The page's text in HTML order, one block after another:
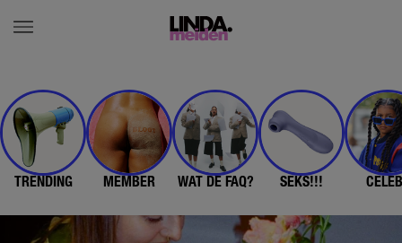
TRENDING MEMBER WAT DE FAQ? SEKS!!!